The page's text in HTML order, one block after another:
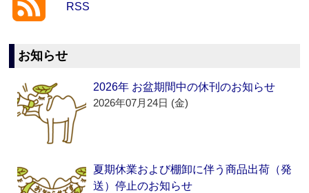
RSS
お知らせ
2026年 お盆期間中の休刊のお知らせ
2026年07月24日 (金)
夏期休業および棚卸に伴う商品出荷（発
送）停止のお知らせ